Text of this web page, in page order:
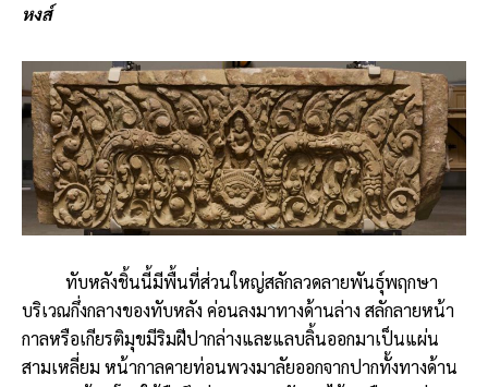
หงส์
ทับหลังชิ้นนี้มีพื้นที่ส่วนใหญ่สลักลวดลายพันธุ์พฤกษา
บริเวณกึ่งกลางของทับหลัง ค่อนลงมาทางด้านล่าง สลักลายหน้า
กาลหรือเกียรติมุขมีริมฝีปากล่างและแลบลิ้นออกมาเป็นแผ่น
สามเหลี่ยม หน้ากาลคายท่อนพวงมาลัยออกจากปากทั้งทางด้าน